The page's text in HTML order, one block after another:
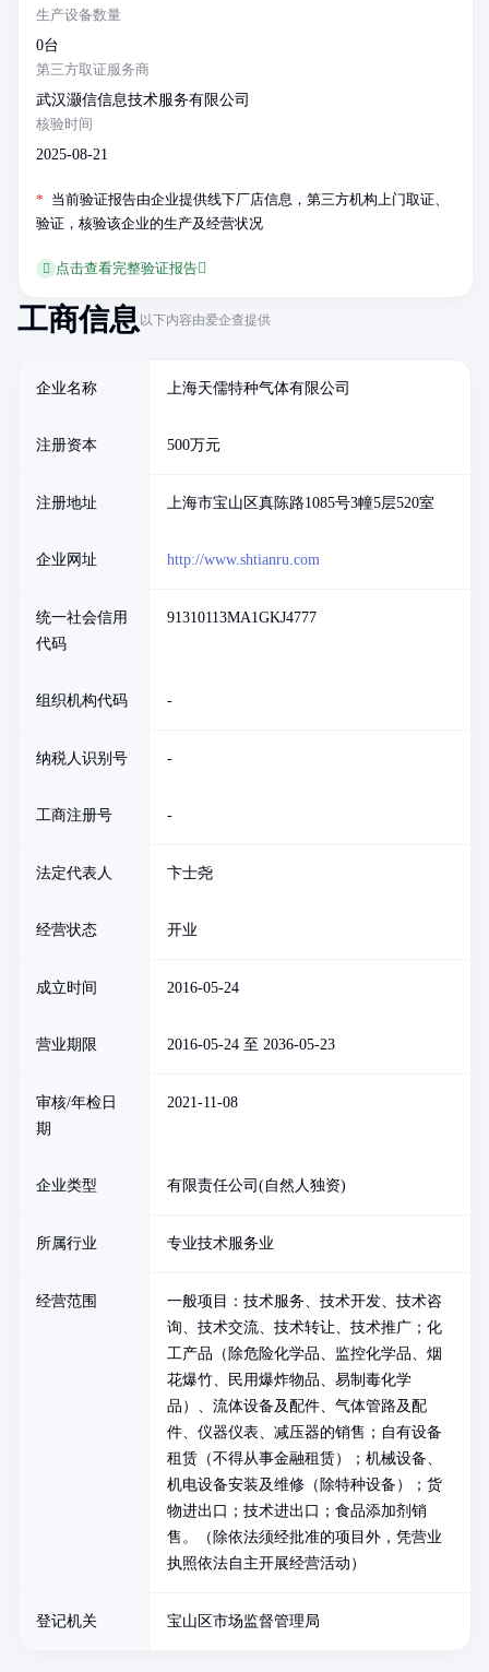
生产设备数量
0台
第三方取证服务商
武汉灏信信息技术服务有限公司
核验时间
2025-08-21
* 当前验证报告由企业提供线下厂店信息，第三方机构上门取证、
验证，核验该企业的生产及经营状况
点击查看完整验证报告
工商信息以下内容由爱企查提供
企业名称 上海天儒特种气体有限公司
注册资本 500万元
注册地址 上海市宝山区真陈路1085号3幢5层520室
企业网址 http://www.shtianru.com
统一社会信用
代码
91310113MA1GKJ4777
组织机构代码 -
纳税人识别号 -
工商注册号 -
法定代表人 卞士尧
经营状态 开业
成立时间 2016-05-24
营业期限 2016-05-24 至 2036-05-23
审核/年检日
期
2021-11-08
企业类型 有限责任公司(自然人独资)
所属行业 专业技术服务业
经营范围
一般项目：技术服务、技术开发、技术咨
询、技术交流、技术转让、技术推广；化
工产品（除危险化学品、监控化学品、烟
花爆竹、民用爆炸物品、易制毒化学
品）、流体设备及配件、气体管路及配
件、仪器仪表、减压器的销售；自有设备
租赁（不得从事金融租赁）；机械设备、
机电设备安装及维修（除特种设备）；货
物进出口；技术进出口；食品添加剂销
售。（除依法须经批准的项目外，凭营业
执照依法自主开展经营活动）
登记机关 宝山区市场监督管理局